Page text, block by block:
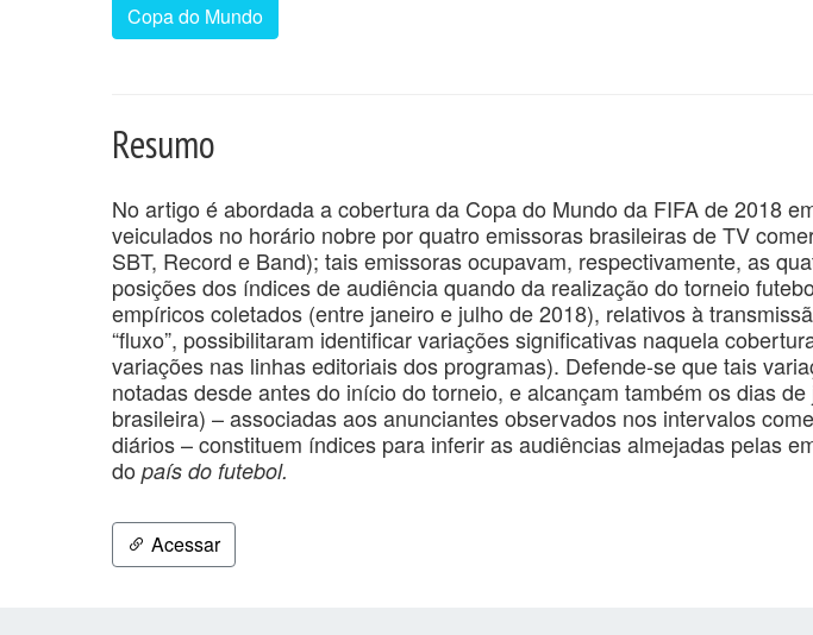
Copa do Mundo
Resumo
No artigo é abordada a cobertura da Copa do Mundo da FIFA de 2018
veiculados no horário nobre por quatro emissoras brasileiras de TV
SBT, Record e Band); tais emissoras ocupavam, respectivamente, as
posições dos índices de audiência quando da realização do torneio
empíricos coletados (entre janeiro e julho de 2018), relativos à
“fluxo”, possibilitaram identificar variações significativas naquela
variações nas linhas editoriais dos programas). Defende-se que tais
notadas desde antes do início do torneio, e alcançam também os dias
brasileira) – associadas aos anunciantes observados nos intervalos
diários – constituem índices para inferir as audiências almejadas pelas
do país do futebol.
Acessar